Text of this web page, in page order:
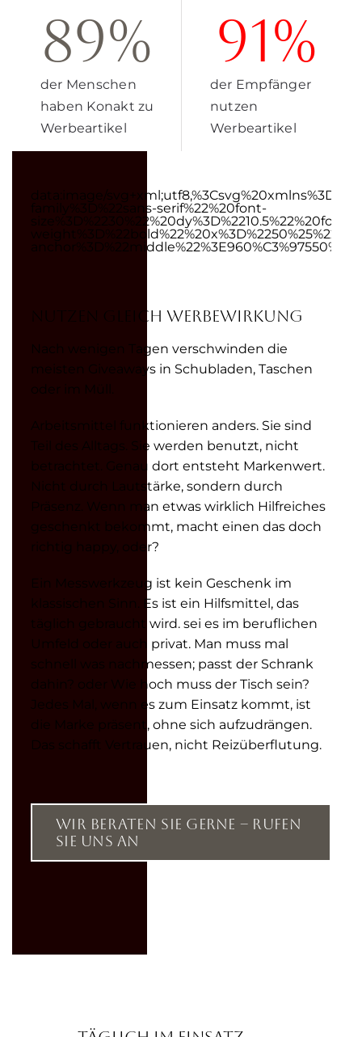
89%
der Menschen
haben Konakt zu
Werbeartikel
91%
der Empfänger
nutzen
Werbeartikel
data:image/
family%3D%22sans-serif%22%20font-
size%3D%2230%22%20dy%3D%2210.5%22%20font-
Nutzen Gleich Werbewirkung
Nach wenigen Tagen verschwinden die
meisten Giveaways in Schubladen, Taschen
oder im Müll.
Arbeitsmittel funktionieren anders. Sie sind
Teil des Alltags. Sie werden benutzt, nicht
betrachtet. Genau dort entsteht Markenwert.
Nicht durch Lautstärke, sondern durch
Präsenz. Wenn man etwas wirklich Hilfreiches
geschenkt bekommt, macht einen das doch
richtig happy, oder?
Ein Messwerkzeug ist kein Geschenk im
klassischen Sinn. Es ist ein Hilfsmittel, das
täglich gebraucht wird. sei es im beruflichen
Umfeld oder auch privat. Man muss mal
schnell was nachmessen; passt der Schrank
dahin? oder Wie hoch muss der Tisch sein?
Jedes Mal, wenn es zum Einsatz kommt, ist
die Marke präsent, ohne sich aufzudrängen.
Das schafft Vertrauen, nicht Reizüberflutung.
Wir beraten Sie gerne – rufen
Sie uns an